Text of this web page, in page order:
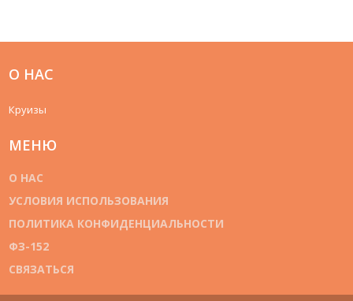
О НАС
Круизы
МЕНЮ
О НАС
УСЛОВИЯ ИСПОЛЬЗОВАНИЯ
ПОЛИТИКА КОНФИДЕНЦИАЛЬНОСТИ
ФЗ-152
СВЯЗАТЬСЯ